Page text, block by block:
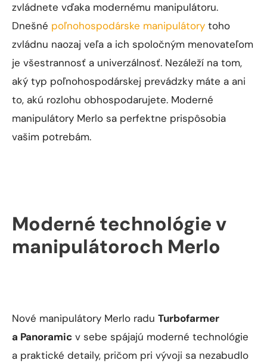
zvládnete vďaka modernému manipulátoru.
Dnešné poľnohospodárske manipulátory toho
zvládnu naozaj veľa a ich spoločným menovateľom
je všestrannosť a univerzálnosť. Nezáleží na tom,
aký typ poľnohospodárskej prevádzky máte a ani
to, akú rozlohu obhospodarujete. Moderné
manipulátory Merlo sa perfektne prispôsobia
vašim potrebám.
Moderné technológie v
manipulátoroch Merlo
Nové manipulátory Merlo radu Turbofarmer
a Panoramic v sebe spájajú moderné technológie
a praktické detaily, pričom pri vývoji sa nezabudlo